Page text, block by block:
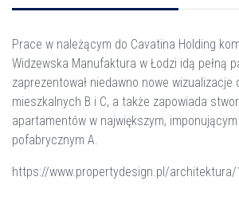
Prace w należącym do Cavatina Holding
Widzewska Manufaktura w Łodzi idą pełną
zaprezentował niedawno nowe wizualizacje
mieszkalnych B i C, a także zapowiada
apartamentów w największym,
pofabrycznym A.
https://www.propertydesign.pl/architektura/